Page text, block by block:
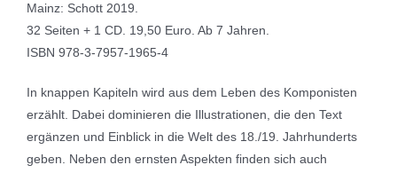
Mainz: Schott 2019.
32 Seiten + 1 CD. 19,50 Euro. Ab 7 Jahren.
ISBN 978-3-7957-1965-4
In knappen Kapiteln wird aus dem Leben des Komponisten
erzählt. Dabei dominieren die Illustrationen, die den Text
ergänzen und Einblick in die Welt des 18./19. Jahrhunderts
geben. Neben den ernsten Aspekten finden sich auch